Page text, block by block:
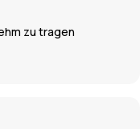
zu tragen